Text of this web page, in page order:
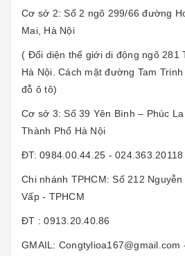
Cơ sở 2: Số 2 ngõ 299/66 đường
Mai, Hà Nội
( Đối diện thế giới di động ngõ 281
Hà Nội. Cách mặt đường Tam
đỗ ô tô)
Cơ sở 3: Số 39 Yên Bình – Phúc
Thành Phố Hà Nội
ĐT: 0984.00.44.25 - 024.363.20118
Chi nhánh TPHCM: Số 212
Vấp - TPHCM
ĐT : 0913.20.40.86
GMAIL: Congtylioa167@gmail.com